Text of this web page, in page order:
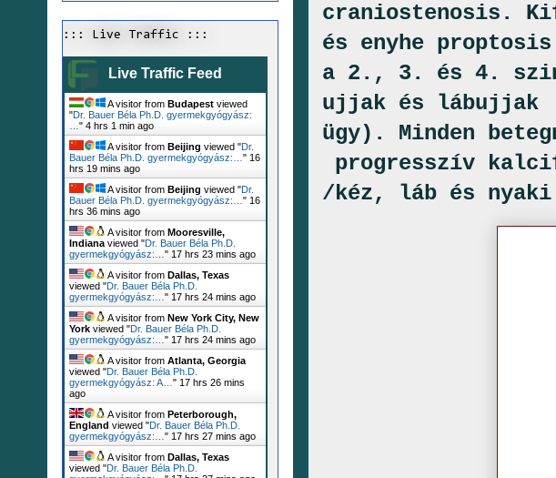
craniostenosis.
és enyhe
a 2., 3. és 4.
ujjak és lábujjak
ügy). Minden
progresszív
/kéz, láb és
::: Live Traffic :::
Live Traffic Feed
A visitor from Budapest viewed
"Dr. Bauer Béla Ph.D. gyermekgyógyász:
" 4 hrs 1 min ago
A visitor from Beijing viewed "Dr.
Bauer Béla Ph.D. gyermekgyógyász:… " 16
hrs 19 mins ago
A visitor from Beijing viewed "Dr.
Bauer Béla Ph.D. gyermekgyógyász:… " 16
hrs 36 mins ago
A visitor from Mooresville,
Indiana viewed "Dr. Bauer Béla Ph.D.
gyermekgyógyász:… " 17 hrs 23 mins ago
A visitor from Dallas, Texas
viewed "Dr. Bauer Béla Ph.D.
gyermekgyógyász:… " 17 hrs 24 mins ago
A visitor from New York City, New
York viewed "Dr. Bauer Béla Ph.D.
gyermekgyógyász:… " 17 hrs 24 mins ago
A visitor from Atlanta, Georgia
viewed "Dr. Bauer Béla Ph.D.
gyermekgyógyász: A… " 17 hrs 26 mins
ago
A visitor from Peterborough,
England viewed "Dr. Bauer Béla Ph.D.
gyermekgyógyász:… " 17 hrs 27 mins ago
A visitor from Dallas, Texas
viewed "Dr. Bauer Béla Ph.D.